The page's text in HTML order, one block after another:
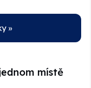
»
místě